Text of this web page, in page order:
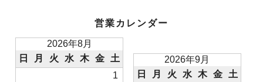
営業カレンダー
2026年8月
日
月 火 水 木 金
土
1
2026年9月
日
月 火 水 木 金
土